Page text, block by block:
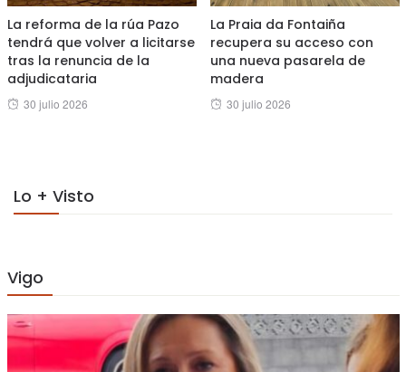
La reforma de la rúa Pazo
tendrá que volver a licitarse
tras la renuncia de la
adjudicataria
Posted
30 julio 2026
La Praia da Fontaiña
recupera su acceso con
una nueva pasarela de
madera
Posted
30 julio 2026
Lo + Visto
Vigo